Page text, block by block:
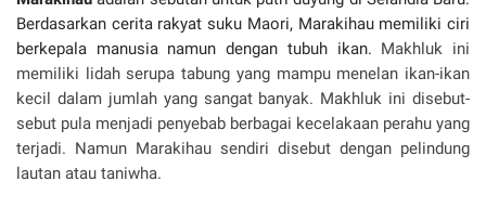
Berdasarkan cerita rakyat suku Maori, Marakihau memiliki ciri
berkepala manusia namun dengan tubuh ikan. Makhluk ini
memiliki lidah serupa tabung yang mampu menelan ikan-ikan
kecil dalam jumlah yang sangat banyak. Makhluk ini disebut-
sebut pula menjadi penyebab berbagai kecelakaan perahu yang
terjadi. Namun Marakihau sendiri disebut dengan pelindung
lautan atau taniwha.